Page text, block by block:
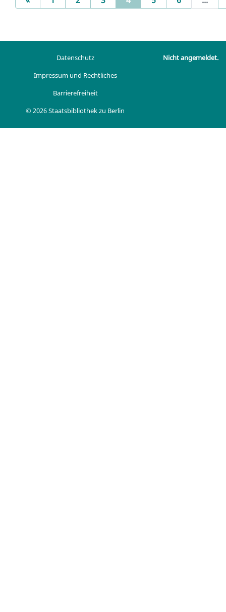
Datenschutz
Impressum und Rechtliches
Barrierefreiheit
© 2026 Staatsbibliothek zu Berlin
Nicht angemeldet.